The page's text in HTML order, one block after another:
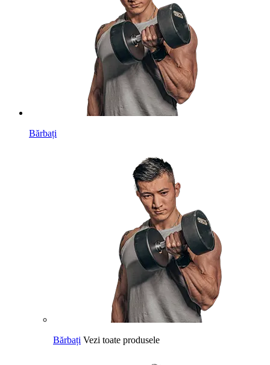
Bărbați
Bărbați Vezi toate produsele